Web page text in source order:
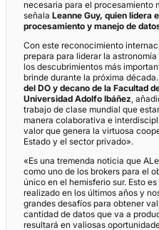
necesaria para el procesamiento
señala Leanne Guy, quien lidera
procesamiento y manejo de
Con este reconocimiento
prepara para liderar la
los descubrimientos más
brinde durante la próxima década.
del DO y decano de la Facultad
Universidad Adolfo Ibáñez,
trabajo de clase mundial que
manera colaborativa e
valor que genera la virtuosa
Estado y el sector privado».
«Es una tremenda noticia que
como uno de los brokers para el
único en el hemisferio sur. Esto
realizado en los últimos años y
grandes desafíos para obtener
cantidad de datos que va a
resultará en valiosas